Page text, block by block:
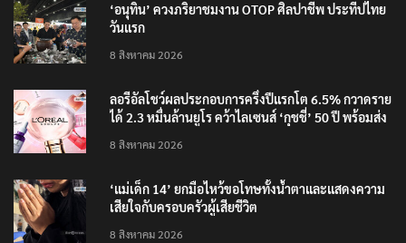
‘อนุทิน’ ควงภริยาชมงาน OTOP ศิลปาชีพ ประทีปไทย
วันแรก
8 สิงหาคม 2026
ลอรีอัลโชว์ผลประกอบการครึ่งปีแรกโต 6.5% กวาดราย
ได้ 2.3 หมื่นล้านยูโร คว้าไลเซนส์ ‘กุชชี่’ 50 ปี พร้อมส่ง
8 สิงหาคม 2026
‘แม่เด็ก 14’ ยกมือไหว้ขอโทษทั้งน้ำตาและแสดงความ
เสียใจกับครอบครัวผู้เสียชีวิต
8 สิงหาคม 2026